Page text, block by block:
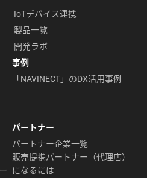
IoTデバイス連携
製品一覧
開発ラボ
事例
「NAVINECT」のDX活用事例
パートナー
パートナー企業一覧
販売提携パートナー（代理店）
になるには